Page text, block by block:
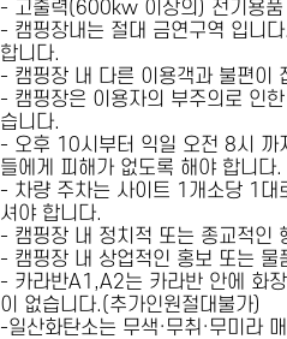
- 고출력(600kw 이상의) 전기용품
- 캠핑장내는 절대 금연구역 입니
합니다.
- 캠핑장 내 다른 이용객과 불편이
- 캠핑장은 이용자의 부주의로 인
습니다.
- 오후 10시부터 익일 오전 8시 까
들에게 피해가 없도록 해야 합니다.
- 차량 주차는 사이트 1개소당 1대
셔야 합니다.
- 캠핑장 내 정치적 또는 종교적인
- 캠핑장 내 상업적인 홍보 또는 물
- 카라반A1,A2는 카라반 안에 화
이 없습니다.(추가인원절대불가)
-일산화탄소는 무색·무취·무미라